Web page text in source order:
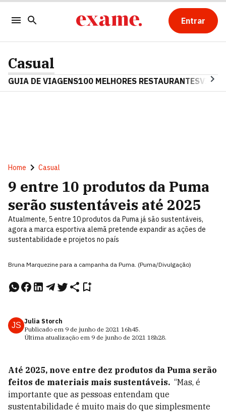
Entrar
Casual
GUIA DE VIAGENS100 MELHORES RESTAURANTES
Home Casual
9 entre 10 produtos da Puma
serão sustentáveis até 2025
Atualmente, 5 entre 10 produtos da Puma já são sustentáveis,
agora a marca esportiva alemã pretende expandir as ações de
sustentabilidade e projetos no país
Bruna Marquezine para a campanha da Puma. (Puma/Divulgação)
JS Julia Storch
Publicado em 9 de junho de 2021 16h45.
Última atualização em 9 de junho de 2021 18h28.
Até 2025, nove entre dez produtos da Puma serão
feitos de materiais mais sustentáveis. “Mas, é
importante que as pessoas entendam que
sustentabilidade é muito mais do que simplesmente